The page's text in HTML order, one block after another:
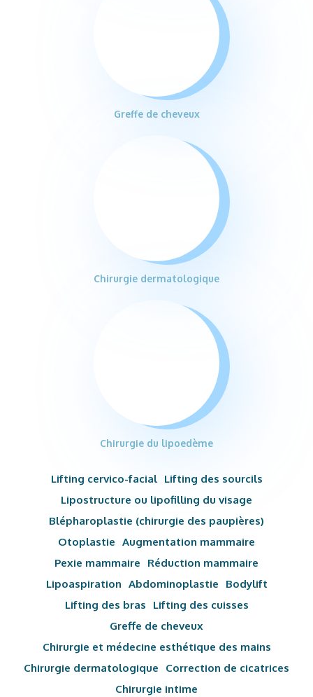
Greffe de cheveux
Chirurgie dermatologique
Chirurgie du lipoedème
Lifting cervico-facial Lifting des sourcils
Lipostructure ou lipofilling du visage
Blépharoplastie (chirurgie des paupières)
Otoplastie Augmentation mammaire
Pexie mammaire Réduction mammaire
Lipoaspiration Abdominoplastie Bodylift
Lifting des bras Lifting des cuisses
Greffe de cheveux
Chirurgie et médecine esthétique des mains
Chirurgie dermatologique Correction de cicatrices
Chirurgie intime